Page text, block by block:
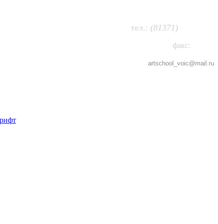
тел.: (81371)
факс:
artschool_voic@mail.ru